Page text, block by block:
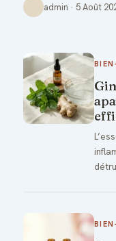
admin · 5 Août